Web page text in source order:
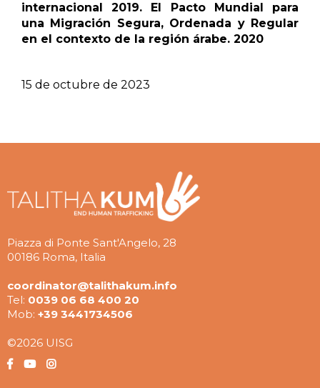
internacional 2019. El Pacto Mundial para
una Migración Segura, Ordenada y Regular
en el contexto de la región árabe. 2020
15 de octubre de 2023
Piazza di Ponte Sant'Angelo, 28
00186 Roma, Italia
coordinator@talithakum.info
Tel: 0039 06 68 400 20
Mob: +39 3441734506
©2026 UISG